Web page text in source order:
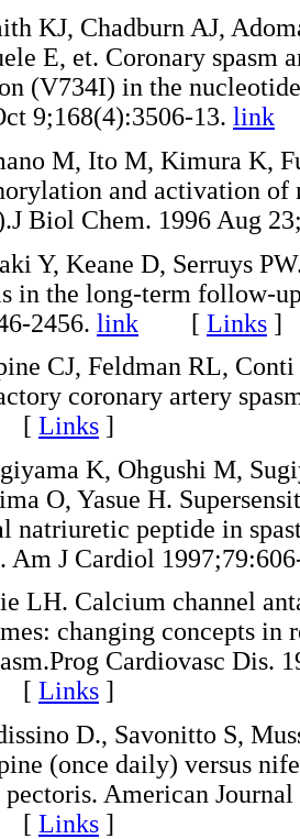
KJ, Chadburn AJ,
E, et. Coronary spasm
(V734I) in the
9;168(4):3506-13. link
M, Ito M, Kimura K,
and activation of
Biol Chem. 1996 Aug
Y, Keane D, Serruys
in the long-term follow-
2456. link [ Links ]
CJ, Feldman RL,
coronary artery
Links ]
K, Ohgushi M,
O, Yasue H.
natriuretic peptide in
Am J Cardiol
LH. Calcium channel
changing concepts
Cardiovasc Dis.
Links ]
D., Savonitto S,
(once daily) versus
pectoris. American
Links ]